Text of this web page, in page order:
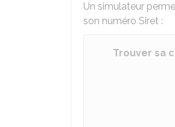
Un simulateur
son numéro Siret :
Trouver sa